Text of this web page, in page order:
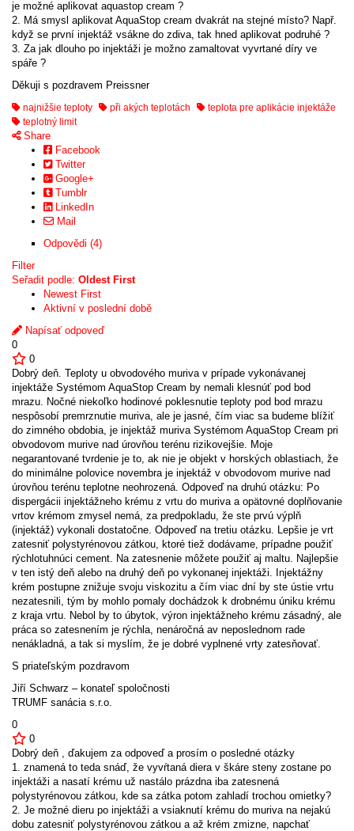
je možné aplikovat aquastop cream ?
2. Má smysl aplikovat AquaStop cream dvakrát na stejné místo? Např.
když se první injektáž vsákne do zdiva, tak hned aplikovat podruhé ?
3. Za jak dlouho po injektáži je možno zamaltovat vyvrtané díry ve
spáře ?
Děkuji s pozdravem Preissner
najnižšie teploty při akých teplotách
teplota pre aplikácie injektáže
teplotný limit
Share
Facebook
Twitter
Google+
Tumblr
LinkedIn
Mail
Odpovědi (4)
Filter
Seřadit podle: Oldest First
Newest First
Aktivní v poslední době
Napísať odpoveď
0
0
Dobrý deň. Teploty u obvodového muriva v prípade vykonávanej
injektáže Systémom AquaStop Cream by nemali klesnúť pod bod
mrazu. Nočné niekoľko hodinové poklesnutie teploty pod bod mrazu
nespôsobí premrznutie muriva, ale je jasné, čím viac sa budeme blížiť
do zimného obdobia, je injektáž muriva Systémom AquaStop Cream pri
obvodovom murive nad úrovňou terénu rizikovejšie. Moje
negarantované tvrdenie je to, ak nie je objekt v horských oblastiach, že
do minimálne polovice novembra je injektáž v obvodovom murive nad
úrovňou terénu teplotne neohrozená. Odpoveď na druhú otázku: Po
dispergácii injektážneho krému z vrtu do muriva a opätovné doplňovanie
vrtov krémom zmysel nemá, za predpokladu, že ste prvú výplň
(injektáž) vykonali dostatočne. Odpoveď na tretiu otázku. Lepšie je vrt
zatesniť polystyrénovou zátkou, ktoré tiež dodávame, prípadne použiť
rýchlotuhnúci cement. Na zatesnenie môžete použiť aj maltu. Najlepšie
v ten istý deň alebo na druhý deň po vykonanej injektáži. Injektážny
krém postupne znižuje svoju viskozitu a čím viac dní by ste ústie vrtu
nezatesnili, tým by mohlo pomaly dochádzok k drobnému úniku krému
z kraja vrtu. Nebol by to úbytok, výron injektážneho krému zásadný, ale
práca so zatesnením je rýchla, nenáročná av neposlednom rade
nenákladná, a tak si myslím, že je dobré vyplnené vrty zatesňovať.
S priateľským pozdravom
Jiří Schwarz – konateľ spoločnosti
TRUMF sanácia s.r.o.
0
0
Dobrý deň , ďakujem za odpoveď a prosím o posledné otázky
1. znamená to teda snáď, že vyvŕtaná diera v škáre steny zostane po
injektáži a nasatí krému už nastálo prázdna iba zatesnená
polystyrénovou zátkou, kde sa zátka potom zahladí trochou omietky?
2. Je možné dieru po injektáži a vsiaknutí krému do muriva na nejakú
dobu zatesniť polystyrénovou zátkou a až krém zmizne, napchať